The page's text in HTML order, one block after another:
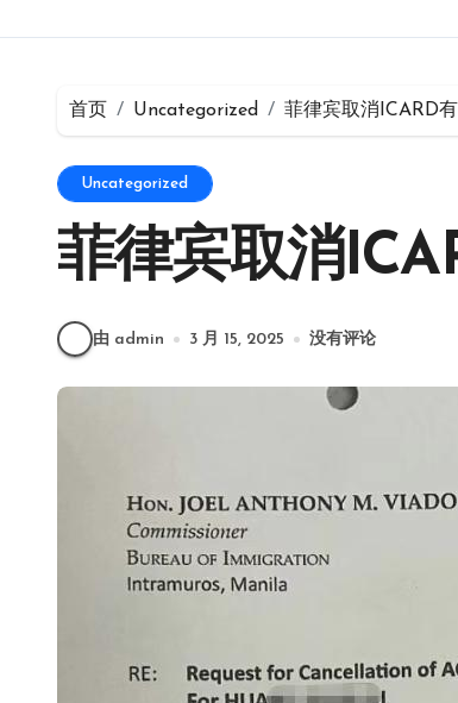
首页 Uncategorized 菲律宾取消ICARD
Uncategorized
菲律宾取消
由 admin 3 月 15, 2025 没有评论